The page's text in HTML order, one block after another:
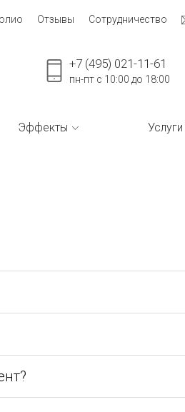
Отзывы Сотрудничество
+7 (495) 021-11-61
пн-пт с 10:00 до 18:00
Эффекты Услуги